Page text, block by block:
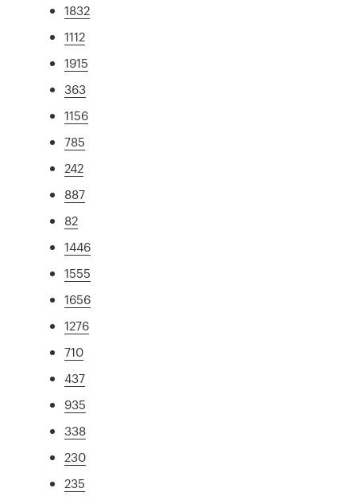
1832
1112
1915
363
1156
785
242
887
82
1446
1555
1656
1276
710
437
935
338
230
235